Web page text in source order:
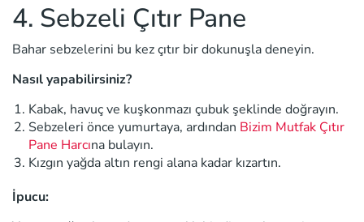
4. Sebzeli Çıtır Pane
Bahar sebzelerini bu kez çıtır bir dokunuşla deneyin.
Nasıl yapabilirsiniz?
Kabak, havuç ve kuşkonmazı çubuk şeklinde doğrayın.
Sebzeleri önce yumurtaya, ardından Bizim Mutfak Çıtır
Pane Harcına bulayın.
Kızgın yağda altın rengi alana kadar kızartın.
İpucu: